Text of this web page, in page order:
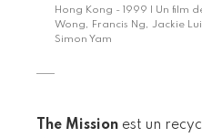
Hong Kong - 1999 | Un film
Wong, Francis Ng, Jackie
Simon Yam
The Mission est un